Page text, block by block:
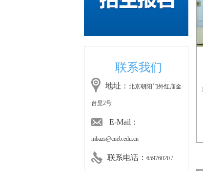
联系我们
地址： 北京朝阳门外红庙金
台里2号
E-Mail：
mbazs@cueb.edu.cn
联系电话： 65976020 /